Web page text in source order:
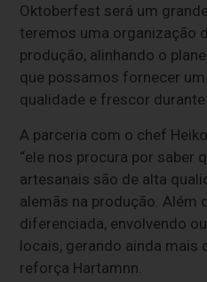
Oktoberfest será um
teremos uma organização
produção, alinhando o
que possamos fornecer
qualidade e frescor durante
A parceria com o chef
“ele nos procura por saber
artesanais são de alta
alemãs na produção. Além
diferenciada, envolvendo
locais, gerando ainda mais
reforça Hartamnn.